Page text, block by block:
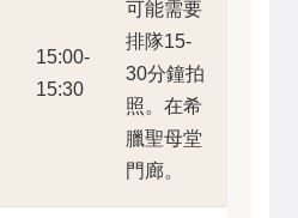
15:00-
15:30
可能需要
排隊15-
30分鐘拍
照。在希
臘聖母堂
門廊。